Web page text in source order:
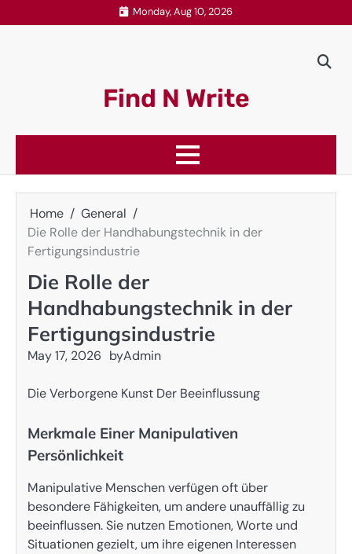
to
Monday, Aug 10, 2026
Find N Write
Home
General
Die Rolle der Handhabungstechnik in der
Fertigungsindustrie
Die Rolle der
Handhabungstechnik in der
Fertigungsindustrie
May 17, 2026 byAdmin
Die Verborgene Kunst Der Beeinflussung
Merkmale Einer Manipulativen
Persönlichkeit
Manipulative Menschen verfügen oft über
besondere Fähigkeiten, um andere unauffällig zu
beeinflussen. Sie nutzen Emotionen, Worte und
Situationen gezielt, um ihre eigenen Interessen